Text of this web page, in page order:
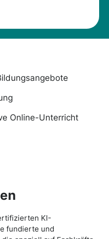
Online-Unterricht
KI-
fundierte und